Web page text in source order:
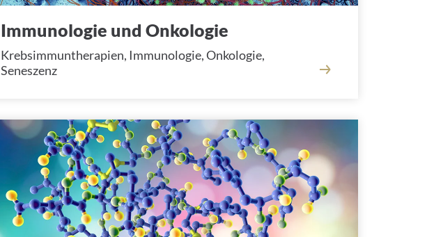
Immunologie und Onkologie
Krebsimmuntherapien, Immunologie, Onkologie,
Seneszenz